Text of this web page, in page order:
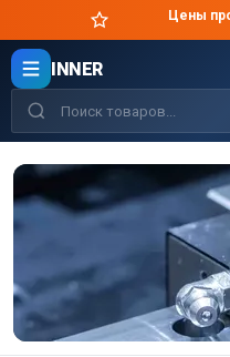
Цены
INNER